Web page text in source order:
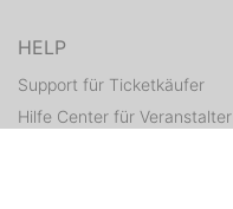
HELP
Support für Ticketkäufer
Hilfe Center für Veranstalter